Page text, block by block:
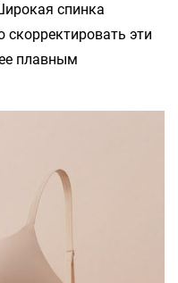
спинка
скорректировать эти
плавным